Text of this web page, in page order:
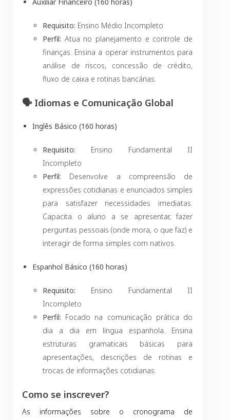
Requisito: Ensino Médio Incompleto
Perfil: Atua no planejamento e controle de
finanças. Ensina a operar instrumentos para
análise de riscos, concessão de crédito,
fluxo de caixa e rotinas bancárias.
🗣️ Idiomas e Comunicação Global
Inglês Básico (160 horas)
Requisito: Ensino Fundamental II
Incompleto
Perfil: Desenvolve a compreensão de
expressões cotidianas e enunciados simples
para satisfazer necessidades imediatas.
Capacita o aluno a se apresentar, fazer
perguntas pessoais (onde mora, o que faz) e
interagir de forma simples com nativos.
Espanhol Básico (160 horas)
Requisito: Ensino Fundamental II
Incompleto
Perfil: Focado na comunicação prática do
dia a dia em língua espanhola. Ensina
estruturas gramaticais básicas para
apresentações, descrições de rotinas e
trocas de informações cotidianas.
Como se inscrever?
As informações sobre o cronograma de